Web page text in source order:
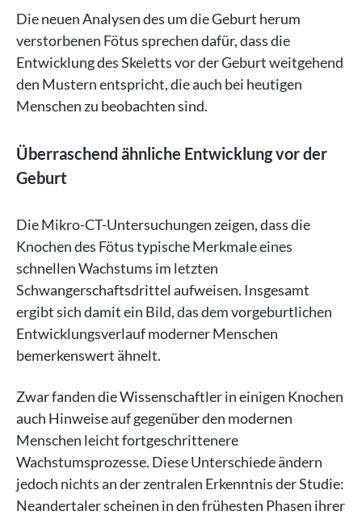
Die neuen Analysen des um die Geburt herum
verstorbenen Fötus sprechen dafür, dass die
Entwicklung des Skeletts vor der Geburt weitgehend
den Mustern entspricht, die auch bei heutigen
Menschen zu beobachten sind.
Überraschend ähnliche Entwicklung vor der
Geburt
Die Mikro-CT-Untersuchungen zeigen, dass die
Knochen des Fötus typische Merkmale eines
schnellen Wachstums im letzten
Schwangerschaftsdrittel aufweisen. Insgesamt
ergibt sich damit ein Bild, das dem vorgeburtlichen
Entwicklungsverlauf moderner Menschen
bemerkenswert ähnelt.
Zwar fanden die Wissenschaftler in einigen Knochen
auch Hinweise auf gegenüber den modernen
Menschen leicht fortgeschrittenere
Wachstumsprozesse. Diese Unterschiede ändern
jedoch nichts an der zentralen Erkenntnis der Studie:
Neandertaler scheinen in den frühesten Phasen ihrer